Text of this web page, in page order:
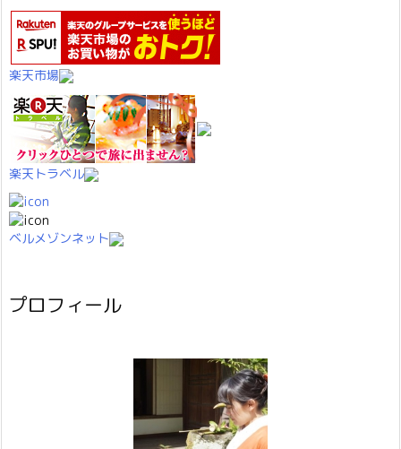
楽天市場
楽天トラベル
ベルメゾンネット
プロフィール